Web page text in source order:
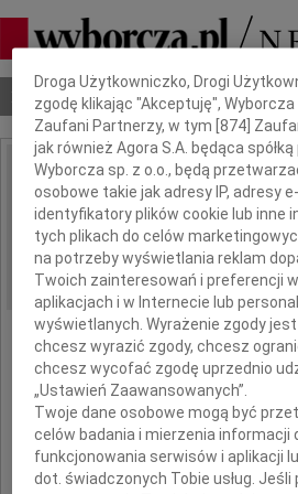
Nekrologi Odeszli Poradnik
IMIĘ I NAZWISKO:
REGION: Gdańsk
DATA EMISJI: 18.06.2012
Dbamy o Twoją prywatność
Droga Użytkowniczko, Drogi
zgodę klikając "Akceptuję", Wyborcza
Zaufani Partnerzy, w tym [874 ]
jak również Agora S.A. będąca
Wyborcza sp. z o.o., będą
osobowe takie jak adresy IP, adresy
identyfikatory plików cookie lub inne
tych plikach do celów
na potrzeby wyświetlania reklam
Twoich zainteresowań i preferencji
aplikacjach i w Internecie lub
wyświetlanych. Wyrażenie zgody
chcesz wyrazić zgody, chcesz
chcesz wycofać zgodę uprzednio
„Ustawień Zaawansowanych”.
Twoje dane osobowe mogą być
celów badania i mierzenia informacji
funkcjonowania serwisów i aplikacji
dot. świadczonych Tobie usług. Jeśli